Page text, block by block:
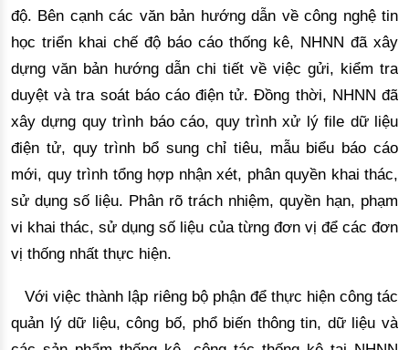
độ. Bên cạnh các văn bản hướng dẫn về công nghệ tin
học triển khai chế độ báo cáo thống kê, NHNN đã xây
dựng văn bản hướng dẫn chi tiết về việc gửi, kiểm tra
duyệt và tra soát báo cáo điện tử. Đồng thời, NHNN đã
xây dựng quy trình báo cáo, quy trình xử lý file dữ liệu
điện tử, quy trình bổ sung chỉ tiêu, mẫu biểu báo cáo
mới, quy trình tổng hợp nhận xét, phân quyền khai thác,
sử dụng số liệu. Phân rõ trách nhiệm, quyền hạn, phạm
vi khai thác, sử dụng số liệu của từng đơn vị để các đơn
vị thống nhất thực hiện.
Với việc thành lập riêng bộ phận để thực hiện công tác
quản lý dữ liệu, công bố, phổ biến thông tin, dữ liệu và